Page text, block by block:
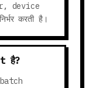
device
करती है।
है?